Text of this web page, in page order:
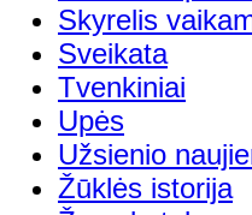
Skyrelis
Sveikata
Tvenkiniai
Upės
Užsienio
Žūklės istorija